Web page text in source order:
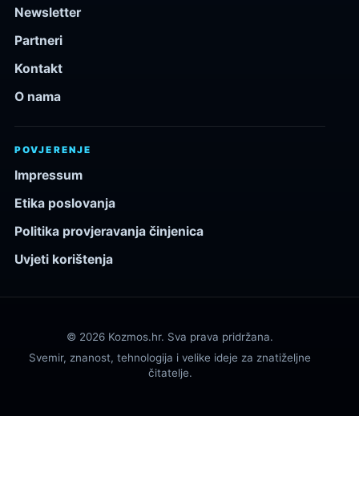
Newsletter
Partneri
Kontakt
O nama
POVJERENJE
Impressum
Etika poslovanja
Politika provjeravanja činjenica
Uvjeti korištenja
© 2026 Kozmos.hr. Sva prava pridržana.
Svemir, znanost, tehnologija i velike ideje za znatiželjne
čitatelje.